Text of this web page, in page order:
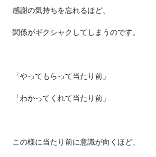
感謝の気持ちを忘れるほど、
関係がギクシャクしてしまうのです。
「やってもらって当たり前」
「わかってくれて当たり前」
この様に当たり前に意識が向くほど、